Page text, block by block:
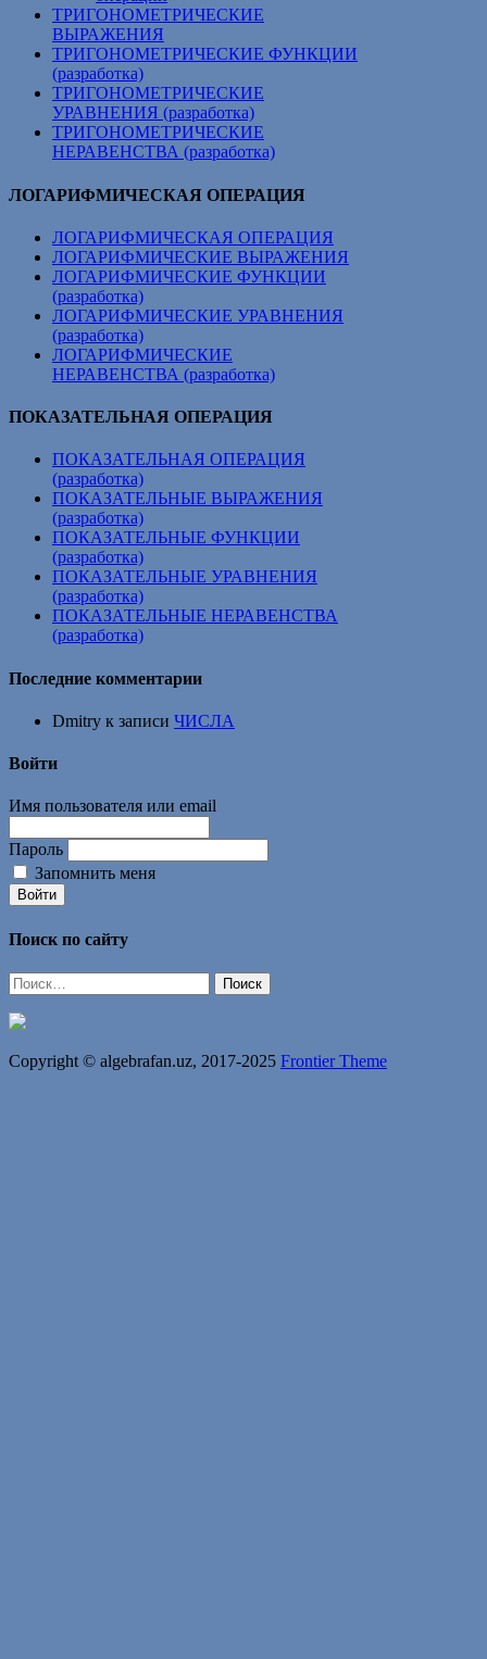
ТРИГОНОМЕТРИЧЕСКИЕ
ВЫРАЖЕНИЯ
ТРИГОНОМЕТРИЧЕСКИЕ ФУНКЦИИ
(разработка)
ТРИГОНОМЕТРИЧЕСКИЕ
УРАВНЕНИЯ (разработка)
ТРИГОНОМЕТРИЧЕСКИЕ
НЕРАВЕНСТВА (разработка)
ЛОГАРИФМИЧЕСКАЯ ОПЕРАЦИЯ
ЛОГАРИФМИЧЕСКАЯ ОПЕРАЦИЯ
ЛОГАРИФМИЧЕСКИЕ ВЫРАЖЕНИЯ
ЛОГАРИФМИЧЕСКИЕ ФУНКЦИИ
(разработка)
ЛОГАРИФМИЧЕСКИЕ УРАВНЕНИЯ
(разработка)
ЛОГАРИФМИЧЕСКИЕ
НЕРАВЕНСТВА (разработка)
ПОКАЗАТЕЛЬНАЯ ОПЕРАЦИЯ
ПОКАЗАТЕЛЬНАЯ ОПЕРАЦИЯ
(разработка)
ПОКАЗАТЕЛЬНЫЕ ВЫРАЖЕНИЯ
(разработка)
ПОКАЗАТЕЛЬНЫЕ ФУНКЦИИ
(разработка)
ПОКАЗАТЕЛЬНЫЕ УРАВНЕНИЯ
(разработка)
ПОКАЗАТЕЛЬНЫЕ НЕРАВЕНСТВА
(разработка)
Последние комментарии
Dmitry к записи ЧИСЛА
Войти
Имя пользователя или email
Пароль
Запомнить меня
Войти
Поиск по сайту
Найти:
Copyright © algebrafan.uz, 2017-2025 Frontier Theme